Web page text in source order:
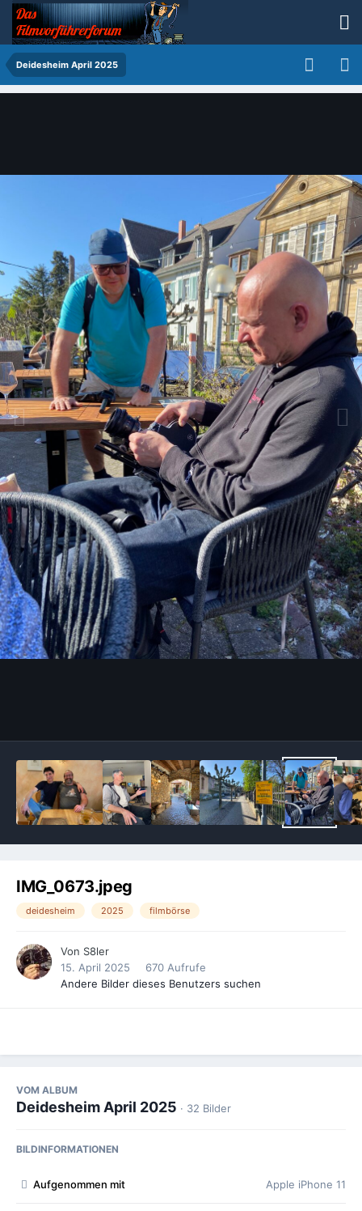
Deidesheim April 2025
IMG_0673.jpeg
deidesheim 2025 filmbörse
Von S8ler
15. April 2025
670 Aufrufe
Andere Bilder dieses Benutzers suchen
VOM ALBUM
Deidesheim April 2025 · 32 Bilder
BILDINFORMATIONEN
Aufgenommen mit Apple iPhone 11